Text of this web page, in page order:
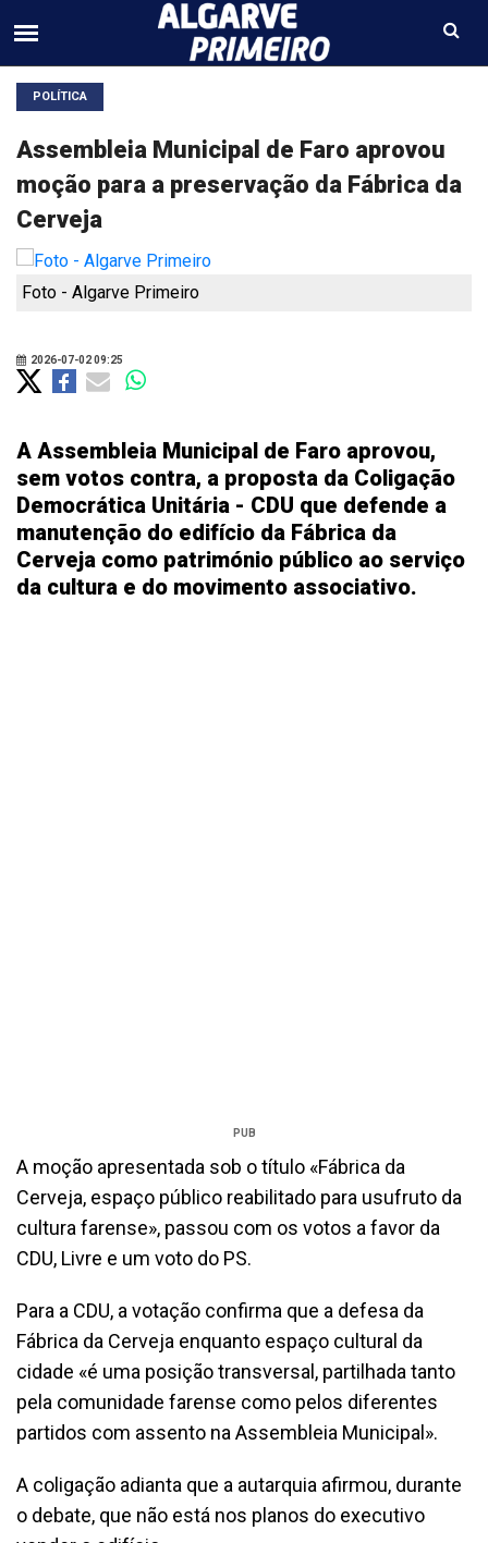
POLÍTICA
Assembleia Municipal de Faro aprovou
moção para a preservação da Fábrica da
Cerveja
Foto - Algarve Primeiro
2026-07-02 09:25
A Assembleia Municipal de Faro aprovou,
sem votos contra, a proposta da Coligação
Democrática Unitária - CDU que defende a
manutenção do edifício da Fábrica da
Cerveja como património público ao serviço
da cultura e do movimento associativo.
PUB
A moção apresentada sob o título «Fábrica da
Cerveja, espaço público reabilitado para usufruto da
cultura farense», passou com os votos a favor da
CDU, Livre e um voto do PS.
Para a CDU, a votação confirma que a defesa da
Fábrica da Cerveja enquanto espaço cultural da
cidade «é uma posição transversal, partilhada tanto
pela comunidade farense como pelos diferentes
partidos com assento na Assembleia Municipal».
A coligação adianta que a autarquia afirmou, durante
o debate, que não está nos planos do executivo